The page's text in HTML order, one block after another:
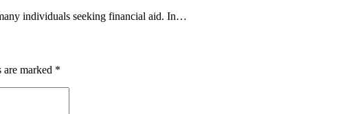
individuals seeking financial aid. In…
marked *